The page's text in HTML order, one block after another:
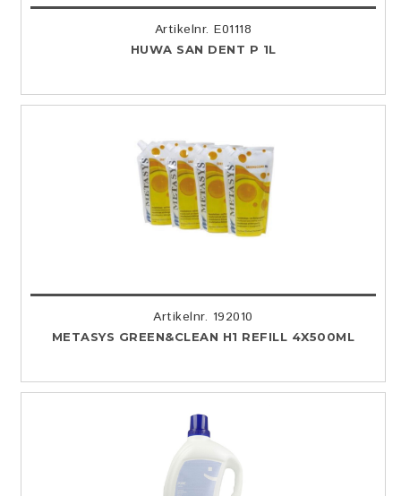
Artikelnr. E01118
HUWA SAN DENT P 1L
Artikelnr. 192010
METASYS GREEN&CLEAN H1 REFILL 4X500ML